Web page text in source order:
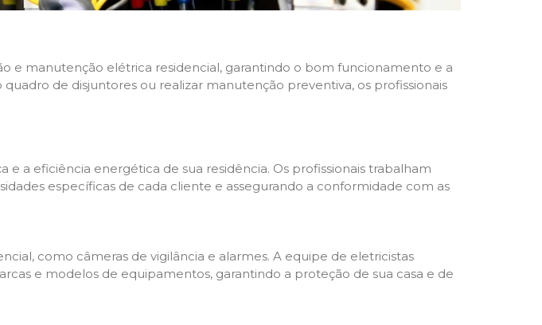
e manutenção elétrica residencial, garantindo o bom funcionamento e a
de disjuntores ou realizar manutenção preventiva, os profissionais
a eficiência energética de sua residência. Os profissionais trabalham
específicas de cada cliente e assegurando a conformidade com as
como câmeras de vigilância e alarmes. A equipe de eletricistas
e modelos de equipamentos, garantindo a proteção de sua casa e de